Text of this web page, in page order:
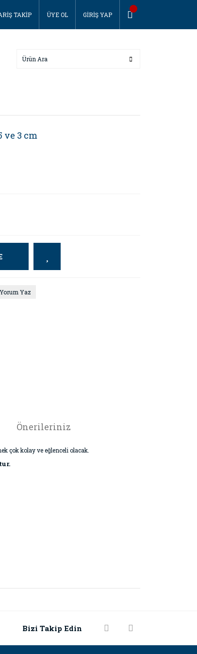
TAKİP ÜYE OL GİRİŞ YAP
ve 3 cm
Yorum Yaz
Önerileriniz
çok kolay ve eğlenceli olacak.
Bizi Takip Edin